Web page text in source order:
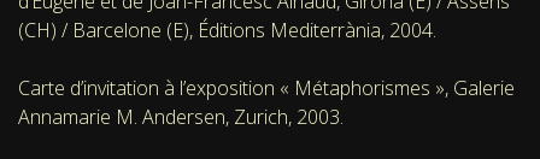
(CH) / Barcelone (E), Éditions Mediterrània, 2004.
Carte d’invitation à l’exposition « Métaphorismes », Galerie
Annamarie M. Andersen, Zurich, 2003.